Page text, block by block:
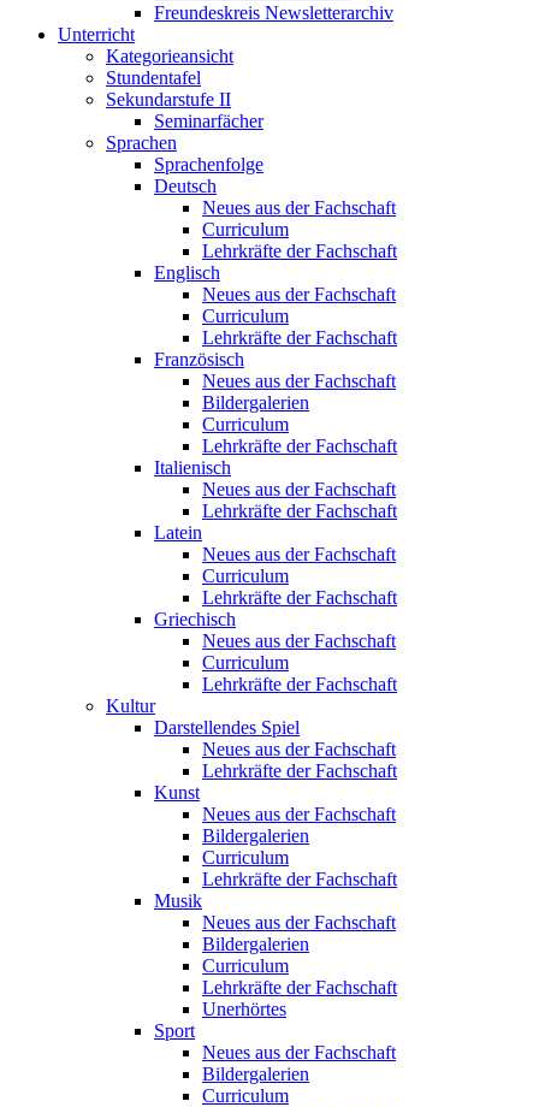
Freundeskreis Newsletterarchiv
Unterricht
Kategorieansicht
Stundentafel
Sekundarstufe II
Seminarfächer
Sprachen
Sprachenfolge
Deutsch
Neues aus der Fachschaft
Curriculum
Lehrkräfte der Fachschaft
Englisch
Neues aus der Fachschaft
Curriculum
Lehrkräfte der Fachschaft
Französisch
Neues aus der Fachschaft
Bildergalerien
Curriculum
Lehrkräfte der Fachschaft
Italienisch
Neues aus der Fachschaft
Lehrkräfte der Fachschaft
Latein
Neues aus der Fachschaft
Curriculum
Lehrkräfte der Fachschaft
Griechisch
Neues aus der Fachschaft
Curriculum
Lehrkräfte der Fachschaft
Kultur
Darstellendes Spiel
Neues aus der Fachschaft
Lehrkräfte der Fachschaft
Kunst
Neues aus der Fachschaft
Bildergalerien
Curriculum
Lehrkräfte der Fachschaft
Musik
Neues aus der Fachschaft
Bildergalerien
Curriculum
Lehrkräfte der Fachschaft
Unerhörtes
Sport
Neues aus der Fachschaft
Bildergalerien
Curriculum